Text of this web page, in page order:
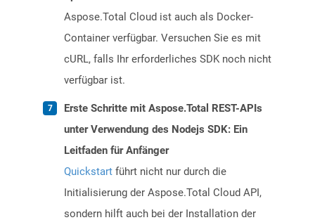
Aspose.Total Cloud ist auch als Docker-
Container verfügbar. Versuchen Sie es mit
cURL, falls Ihr erforderliches SDK noch nicht
verfügbar ist.
Erste Schritte mit Aspose.Total REST-APIs
unter Verwendung des Nodejs SDK: Ein
Leitfaden für Anfänger
Quickstart führt nicht nur durch die
Initialisierung der Aspose.Total Cloud API,
sondern hilft auch bei der Installation der